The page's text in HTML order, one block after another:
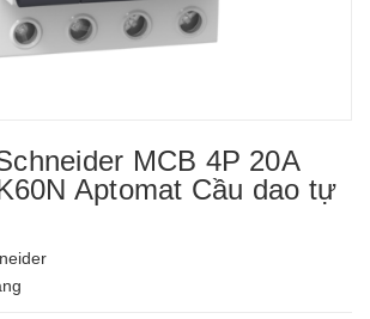
MCB 4P 20A
Aptomat Cầu dao tự